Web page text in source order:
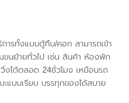
ารทั้งแบบตู้ทึบ/คอก สามารถเข้า
ขนย้ายทั่วไป เช่น สินค้า ห้องพัก
งได้ตลอด 24ชั่วโมง เหมือนรถ
แบบเรียบ บรรทุกของได้สบาย